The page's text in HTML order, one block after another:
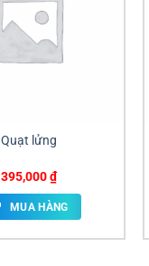
Quạt lửng
395,000₫
MUA HÀNG